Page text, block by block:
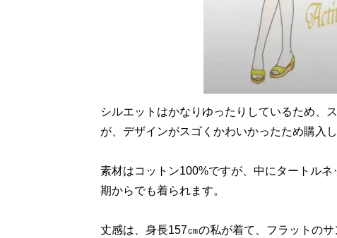
シルエットはかなりゆったりしているため、
が、デザインがスゴくかわいかったため購入し
素材はコットン100%ですが、中にタートル
期からでも着られます。
丈感は、身長157㎝の私が着て、フラットの